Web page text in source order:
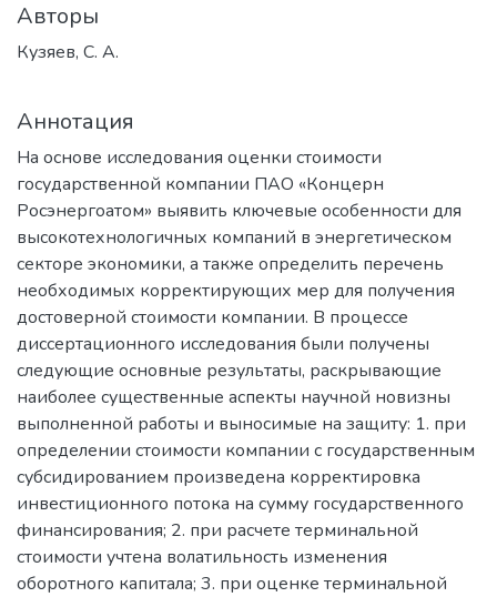
Авторы
Кузяев, С. А.
Аннотация
На основе исследования оценки стоимости
государственной компании ПАО «Концерн
Росэнергоатом» выявить ключевые особенности для
высокотехнологичных компаний в энергетическом
секторе экономики, а также определить перечень
необходимых корректирующих мер для получения
достоверной стоимости компании. В процессе
диссертационного исследования были получены
следующие основные результаты, раскрывающие
наиболее существенные аспекты научной новизны
выполненной работы и выносимые на защиту: 1. при
определении стоимости компании с государственным
субсидированием произведена корректировка
инвестиционного потока на сумму государственного
финансирования; 2. при расчете терминальной
стоимости учтена волатильность изменения
оборотного капитала; 3. при оценке терминальной